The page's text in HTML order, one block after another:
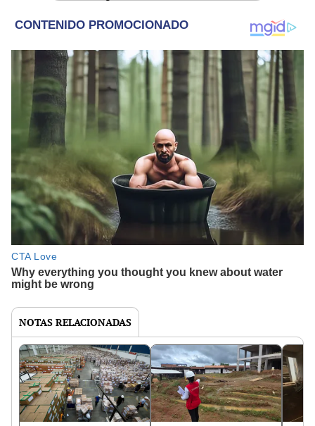
NOTAS RELACIONADAS